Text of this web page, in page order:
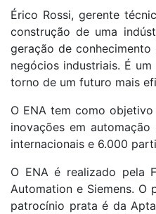
Érico Rossi, gerente
construção de uma
geração de
negócios industriais. É
torno de um futuro mais
O ENA tem como
inovações em
internacionais e 6.000
O ENA é realizado pela
Automation e Siemens. O
patrocínio prata é da